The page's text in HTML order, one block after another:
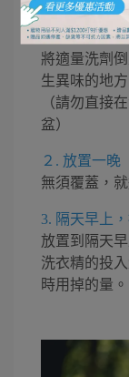
１. 針對比較
將適量洗劑
生異味的地方
（請勿直接
盆）
２. 放置一晚
無須覆蓋，
3. 隔天早上
放置到隔天
洗衣精的投
時用掉的量。